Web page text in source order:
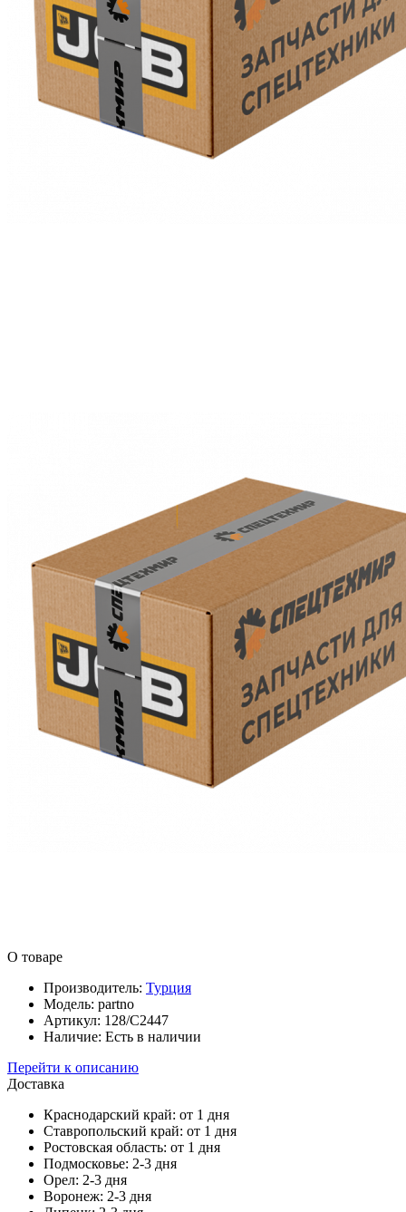
О товаре
Производитель: Турция
Модель: partno
Артикул: 128/C2447
Наличие: Есть в наличии
Перейти к описанию
Доставка
Краснодарский край: от 1 дня
Ставропольский край: от 1 дня
Ростовская область: от 1 дня
Подмосковье: 2-3 дня
Орел: 2-3 дня
Воронеж: 2-3 дня